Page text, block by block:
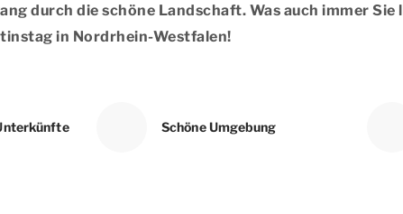
durch die schöne Landschaft. Was auch immer
in Nordrhein-Westfalen!
Schöne Umgebung